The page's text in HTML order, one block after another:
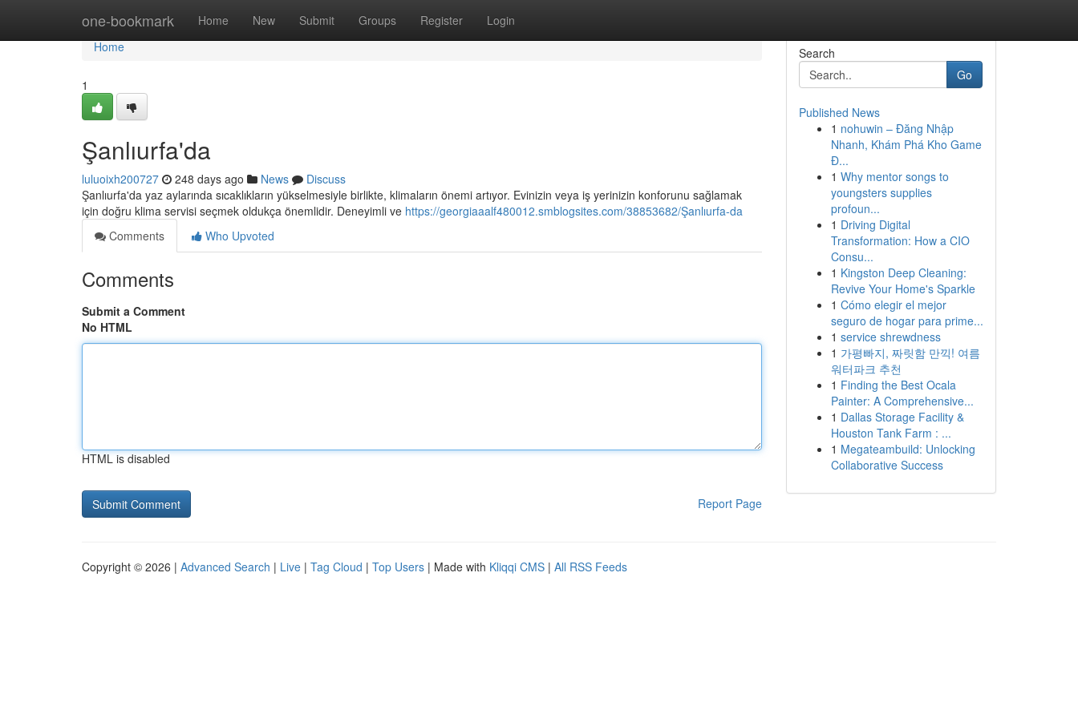
one-bookmark Home New Submit Groups Register Login
Home
Home
1
Şanlıurfa'da
luluoixh200727 248 days ago News
Discuss
Şanlıurfa'da yaz aylarında sıcaklıkların yükselmesiyle birlikte, klimaların önemi artıyor. Evinizin veya iş yerinizin konforunu sağlamak
için doğru klima servisi seçmek oldukça önemlidir. Deneyimli ve https://georgiaaalf480012.smblogsites.com/38853682/Şanlıurfa-da
Comments
Who Upvoted
Comments
Submit a Comment
No HTML
HTML is disabled
Report Page
Search
Go
Published News
1 nohuwin – Đăng Nhập
Nhanh, Khám Phá Kho Game
Đ...
1 Why mentor songs to
youngsters supplies
profoun...
1 Driving Digital
Transformation: How a CIO
Consu...
1 Kingston Deep Cleaning:
Revive Your Home's Sparkle
1 Cómo elegir el mejor
seguro de hogar para prime...
1 service shrewdness
1 가평빠지, 짜릿함 만끽! 여름
워터파크 추천
1 Finding the Best Ocala
Painter: A Comprehensive...
1 Dallas Storage Facility &
Houston Tank Farm : ...
1 Megateambuild: Unlocking
Collaborative Success
Copyright © 2026 | Advanced Search | Live | Tag Cloud | Top Users | Made with Kliqqi CMS | All RSS Feeds